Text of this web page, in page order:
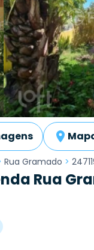
Rua Gramado >
Rua